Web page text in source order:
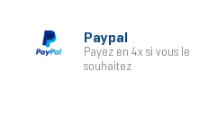
Paypal
Payez en 4x si vous le
souhaitez